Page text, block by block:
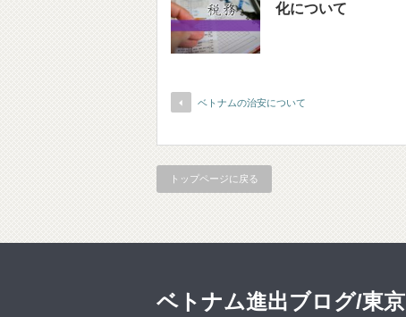
化について
ベトナムの治安について
トップページに戻る
ベトナム進出ブログ/東京